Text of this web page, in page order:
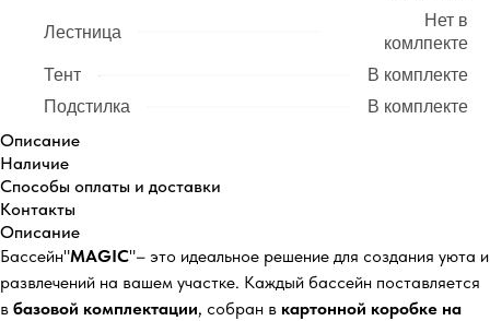
Лестница
Нет в
комлпекте
Тент
В комплекте
Подстилка
В комплекте
Описание
Наличие
Способы оплаты и доставки
Контакты
Описание
Бассейн"MAGIC"– это идеальное решение для создания уюта и
развлечений на вашем участке. Каждый бассейн поставляется
в базовой комплектации, собран в картонной коробке на